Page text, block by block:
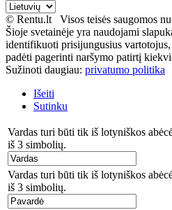
© Rentu.lt Visos teisės saugomos
Šioje svetainėje yra naudojami
identifikuoti prisijungusius
padėti pagerinti naršymo patirtį
Sužinoti daugiau: privatumo politika
Išeiti
Sutinku
Vardas turi būti tik iš lotyniškos
iš 3 simbolių.
Vardas turi būti tik iš lotyniškos
iš 3 simbolių.